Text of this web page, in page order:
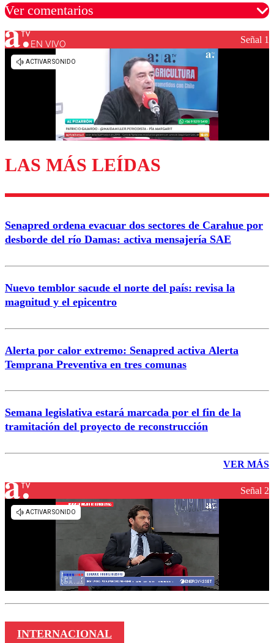
Ver comentarios
Los comentarios son moderados para garantizar un
diálogo respetuoso.
Enviar comentario
EN VIVO Señal 1
LAS MÁS LEÍDAS
Senapred ordena evacuar dos sectores de Carahue por
desborde del río Damas: activa mensajería SAE
Nuevo temblor sacude el norte del país: revisa la
magnitud y el epicentro
Alerta por calor extremo: Senapred activa Alerta
Temprana Preventiva en tres comunas
Semana legislativa estará marcada por el fin de la
tramitación del proyecto de reconstrucción
VER MÁS
Señal 2
INTERNACIONAL